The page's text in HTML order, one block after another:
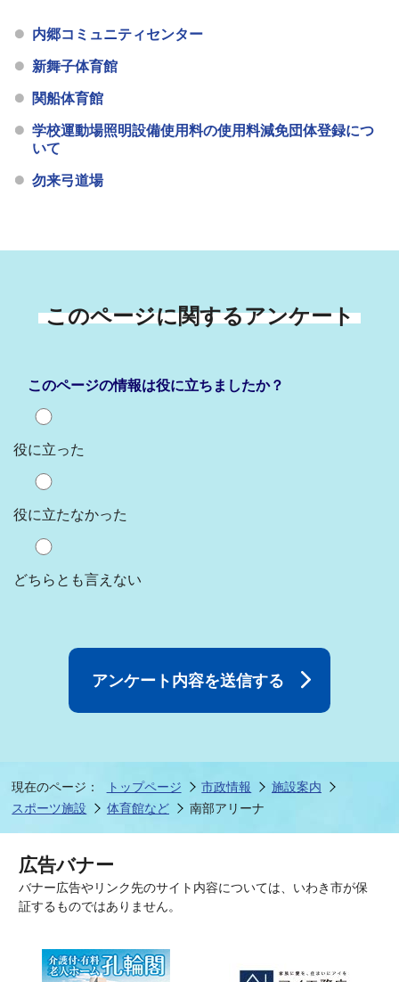
内郷コミュニティセンター
新舞子体育館
関船体育館
学校運動場照明設備使用料の使用料減免団体登録につ
いて
勿来弓道場
このページに関するアンケート
このページの情報は役に立ちましたか？
役に立った
役に立たなかった
どちらとも言えない
現在のページ： トップページ 市政情報
施設案内
スポーツ施設
体育館など 南部アリーナ
広告バナー
バナー広告やリンク先のサイト内容については、いわき市が保
証するものではありません。